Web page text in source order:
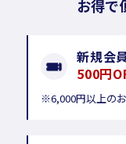
お得で
新規会
500円
※6,000円以上の